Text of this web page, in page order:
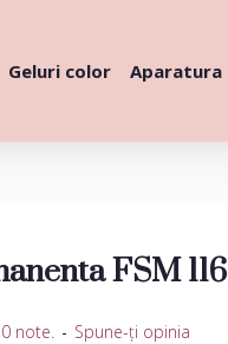
Geluri color Aparatura
FSM 116
note. - Spune-ţi opinia